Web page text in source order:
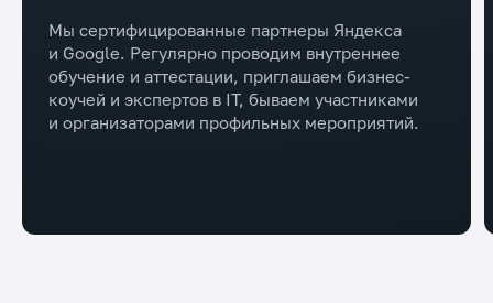
Мы сертифицированные партнеры Яндекса
и Google. Регулярно проводим внутреннее
обучение и аттестации, приглашаем бизнес-
коучей и экспертов в IT, бываем участниками
и организаторами профильных мероприятий.